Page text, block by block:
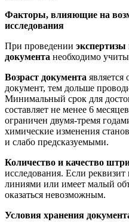
Факторы, влияющие на
исследования
При проведении экспертизы
документа необходимо
Возраст документа
документ, тем дольше
Минимальный срок для
составляет не менее 6
ограничен двумя-тремя
химические изменения
и слабо предсказуемыми.
Количество и качество
исследования. Если
линиями или имеет малый
оказаться невозможным.
Условия хранения